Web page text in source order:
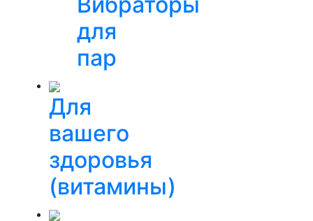
для
пар
Для
вашего
здоровья
(витамины)